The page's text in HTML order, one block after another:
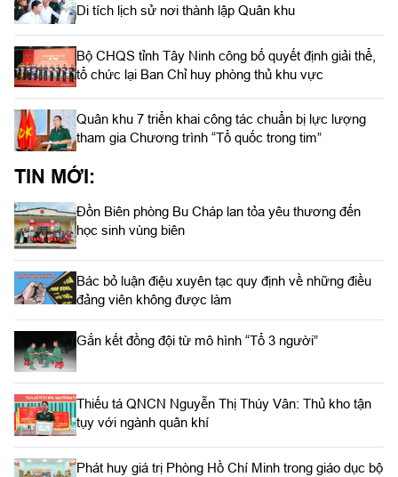
Di tích lịch sử nơi thành lập Quân khu
Bộ CHQS tỉnh Tây Ninh công bố quyết định giải thể,
tổ chức lại Ban Chỉ huy phòng thủ khu vực
Quân khu 7 triển khai công tác chuẩn bị lực lượng
tham gia Chương trình “Tổ quốc trong tim”
TIN MỚI:
Đồn Biên phòng Bu Cháp lan tỏa yêu thương đến
học sinh vùng biên
Bác bỏ luận điệu xuyên tạc quy định về những điều
đảng viên không được làm
Gắn kết đồng đội từ mô hình “Tổ 3 người”
Thiếu tá QNCN Nguyễn Thị Thúy Vân: Thủ kho tận
tụy với ngành quân khí
Phát huy giá trị Phòng Hồ Chí Minh trong giáo dục bộ